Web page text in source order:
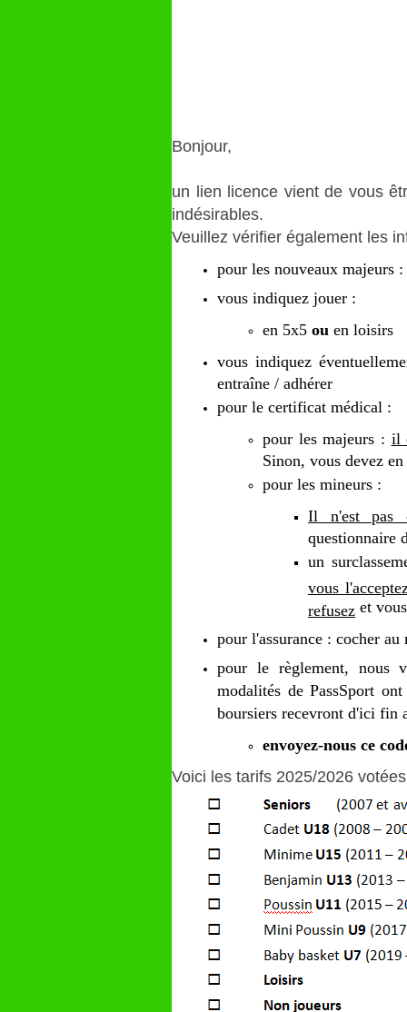
Bonjour,
un lien licence vient de vous
indésirables.
Veuillez vérifier également les
pour les nouveaux majeurs
vous indiquez jouer :
en 5x5 ou en loisirs
vous indiquez
entraîne / adhérer
pour le certificat médical :
pour les majeurs : il
Sinon, vous devez
pour les mineurs :
Il n'est pas
questionnaire
un
vous
refusez et
pour l'assurance : cocher
pour le règlement, nous
modalités de PassSport
boursiers recevront d'ici fin
envoyez-nous ce
Voici les tarifs 2025/2026